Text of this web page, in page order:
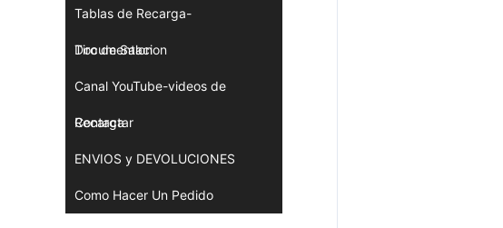
Tablas de Recarga-
Documentacion
Tiro de Salon
Canal YouTube-videos de
Recarga
Contactar
ENVIOS y DEVOLUCIONES
Como Hacer Un Pedido